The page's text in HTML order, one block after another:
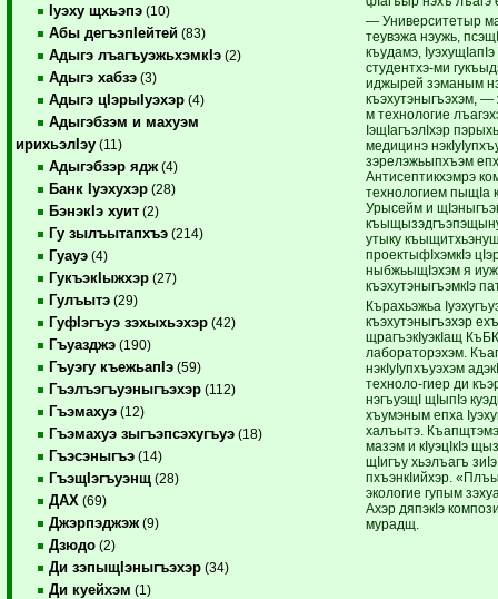
Iуэху щхьэпэ (10)
Абы дегъэпIейтей (83)
Адыгэ лъагъуэжьхэмкIэ (2)
Адыгэ хабзэ (3)
Адыгэ цIэрыIуэхэр (4)
Адыгэбзэм и махуэм
ирихьэлIэу (11)
Адыгэбзэр ядж (4)
Банк Iуэхухэр (28)
БэнэкIэ хуит (2)
Гу зылъытапхъэ (214)
Гуауэ (4)
ГукъэкIыжхэр (27)
Гулъытэ (29)
ГуфIэгъуэ зэхыхьэхэр (42)
Гъуазджэ (190)
Гъуэгу къежьапIэ (59)
Гъэлъэгъуэныгъэхэр (112)
Гъэмахуэ (12)
Гъэмахуэ зыгъэпсэхугъуэ (18)
Гъэсэныгъэ (14)
ГъэщIэгъуэнщ (28)
ДАХ (69)
Джэрпэджэж (9)
Дзюдо (2)
Ди зэпыщIэныгъэхэр (34)
Ди куейхэм (1)
— Университетыр
теувэжа нэужь,
къудамэ,
студентхэ-ми
иджырей зэманым
къэхутэныгъэхэм,
м технологие
IэщIагъэлIхэр
медицинэ
зэрелэжьыпхъэм
Антисептикхэмрэ
технологием пыщIа
Урысейм и
утыку
проектыфIхэмкIэ
ныбжьыщIэхэм я
къэхутэныгъэмкIэ
Кърахьэжьа
къэхутэныгъэхэр
щрагъэкIуэкIащ
лабораторэхэм.
нэкIуIупхъуэхэм
техноло-гиер ди
нэгъуэщI щIыпIэ
хъумэным епха
халъытэ.
мазэм и кIуэцIкIэ
щIигъу хьэлъагъ
пхъэнкIийхэр.
экологие гупым
Ахэр дяпэкIэ
мурадщ.